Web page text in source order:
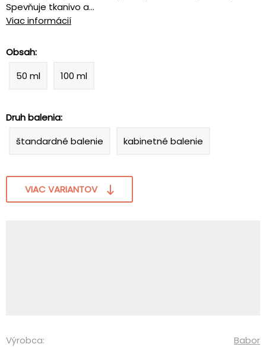
Spevňuje tkanivo a...
Viac informácií
Obsah:
50 ml
100 ml
Druh balenia:
štandardné balenie
kabinetné balenie
VIAC VARIANTOV
Výrobca:
Babor